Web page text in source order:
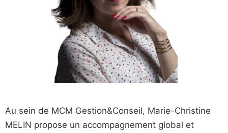
Au sein de MCM Gestion&Conseil, Marie-Christine
MELIN propose un accompagnement global et